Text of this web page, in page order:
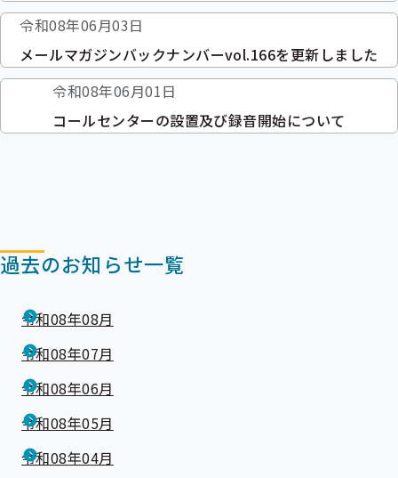
令和08年06月03日
メールマガジンバックナンバーvol.166を更新しました
令和08年06月01日
コールセンターの設置及び録音開始について
過去のお知らせ一覧
令和08年08月
令和08年07月
令和08年06月
令和08年05月
令和08年04月